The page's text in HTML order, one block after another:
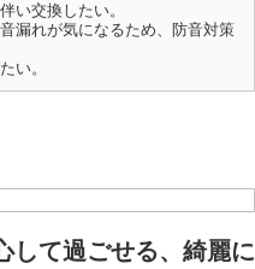
い交換したい。
漏れが気になるため、防音対策
い。
して過ごせる、綺麗に